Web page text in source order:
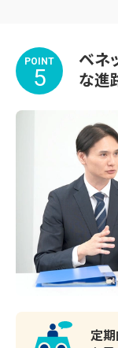
POINT
5
ベネ
な進
定期